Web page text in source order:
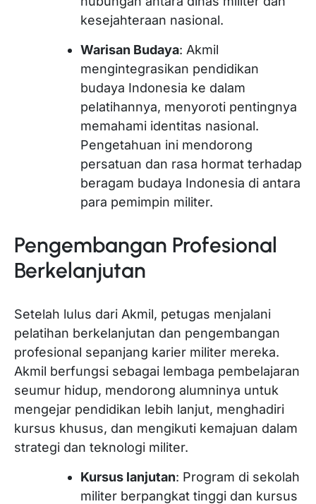
kesejahteraan nasional.
Warisan Budaya: Akmil
mengintegrasikan pendidikan
budaya Indonesia ke dalam
pelatihannya, menyoroti pentingnya
memahami identitas nasional.
Pengetahuan ini mendorong
persatuan dan rasa hormat terhadap
beragam budaya Indonesia di antara
para pemimpin militer.
Pengembangan Profesional
Berkelanjutan
Setelah lulus dari Akmil, petugas menjalani
pelatihan berkelanjutan dan pengembangan
profesional sepanjang karier militer mereka.
Akmil berfungsi sebagai lembaga pembelajaran
seumur hidup, mendorong alumninya untuk
mengejar pendidikan lebih lanjut, menghadiri
kursus khusus, dan mengikuti kemajuan dalam
strategi dan teknologi militer.
Kursus lanjutan: Program di sekolah
militer berpangkat tinggi dan kursus